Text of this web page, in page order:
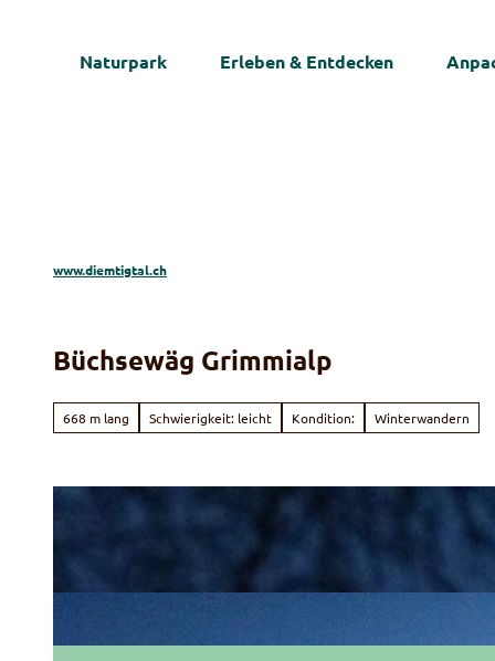
Naturpark Erleben & Entdecken
www.diemtigtal.ch
Büchsewäg Grimmialp
668 m lang Schwierigkeit: leicht Kondition: Winterwandern